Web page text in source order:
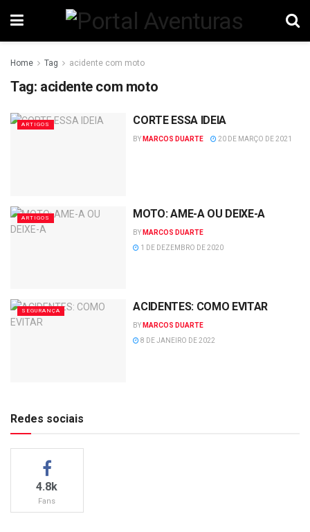
Home Tag acidente com moto
Tag: acidente com moto
ARTIGOS CORTE ESSA IDEIA
BY MARCOS DUARTE 20 DE MARÇO DE 2021
ARTIGOS MOTO: AME-A OU DEIXE-A
BY MARCOS DUARTE
1 DE DEZEMBRO DE 2020
SEGURANÇA ACIDENTES: COMO EVITAR
BY MARCOS DUARTE
8 DE JANEIRO DE 2022
Redes sociais
4.8k
Fans